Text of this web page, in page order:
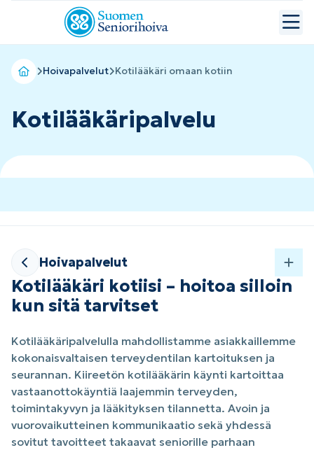
Hoivapalvelut Kotilääkäri omaan kotiin
Kotilääkäripalvelu
Hoivapalvelut
Kotilääkäri kotiisi – hoitoa silloin
kun sitä tarvitset
Kotilääkäripalvelulla mahdollistamme asiakkaillemme
kokonaisvaltaisen terveydentilan kartoituksen ja
seurannan. Kiireetön kotilääkärin käynti kartoittaa
vastaanottokäyntiä laajemmin terveyden,
toimintakyvyn ja lääkityksen tilannetta. Avoin ja
vuorovaikutteinen kommunikaatio sekä yhdessä
sovitut tavoitteet takaavat seniorille parhaan